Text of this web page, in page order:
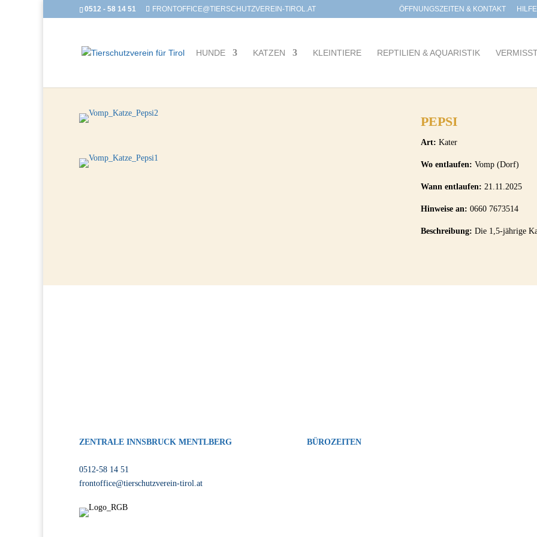
0512 - 58 14 51 FRONTOFFICE@TIERSCHUTZVEREIN-TIROL.AT ÖFFNUNGSZEITEN & KONTAKT
HUNDE KATZEN KLEINTIERE REPTILIEN & AQUARISTIK
PEPSI
Art: Kater
Wo entlaufen: Vomp (Dorf)
Wann entlaufen: 21.11.2025
Hinweise an: 0660 7673514
Beschreibung: Die 1,5-jährige
ZENTRALE INNSBRUCK MENTLBERG
0512-58 14 51
frontoffice@tierschutzverein-tirol.at
BÜROZEITEN